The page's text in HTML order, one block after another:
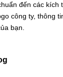
đến các kích
công ty, thông
bạn.